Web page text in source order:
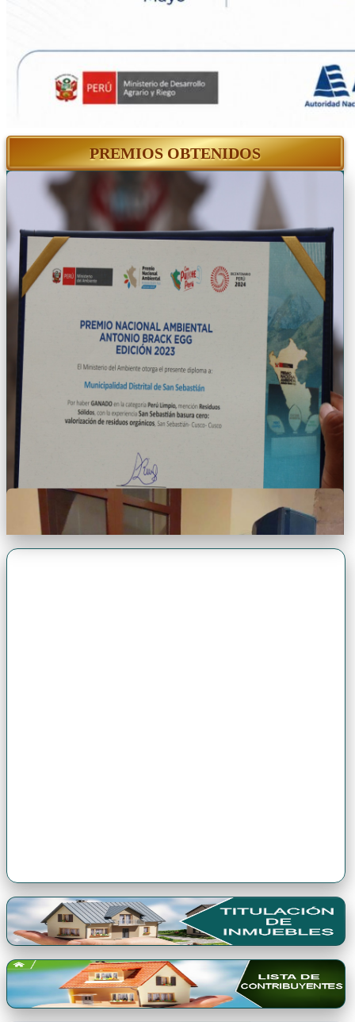
PREMIOS OBTENIDOS